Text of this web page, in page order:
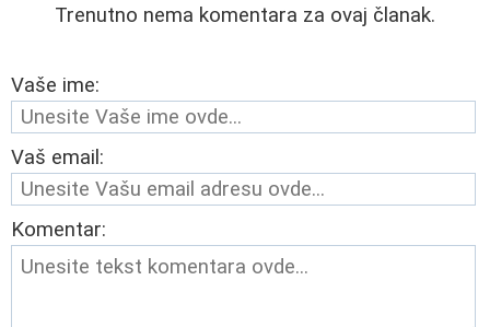
Trenutno nema komentara za ovaj članak.
Vaše ime:
Vaš email:
Komentar: